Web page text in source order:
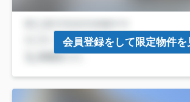
会員登録をして限定物件を